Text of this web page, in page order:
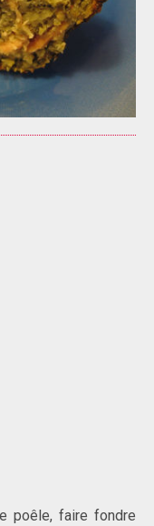
poêle, faire fondre